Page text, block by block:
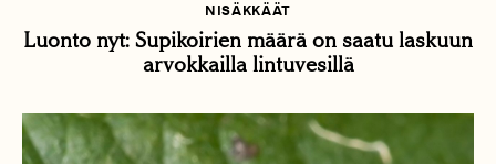
NISÄKKÄÄT
Luonto nyt: Supikoirien määrä on saatu laskuun
arvokkailla lintuvesillä